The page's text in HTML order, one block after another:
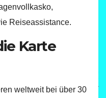
Reiseassistance.
Karte
weltweit bei über 30